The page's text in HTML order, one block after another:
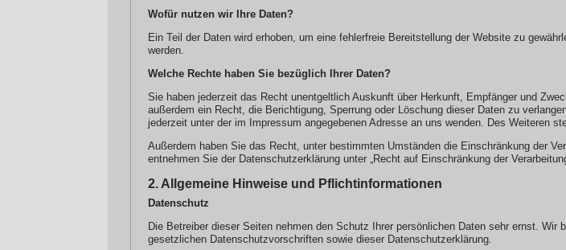
Wofür nutzen wir Ihre Daten?
Ein Teil der Daten wird erhoben, um eine fehlerfreie Bereitstellung der Website zu
werden.
Welche Rechte haben Sie bezüglich Ihrer Daten?
Sie haben jederzeit das Recht unentgeltlich Auskunft über Herkunft, Empfänger und
außerdem ein Recht, die Berichtigung, Sperrung oder Löschung dieser Daten zu
jederzeit unter der im Impressum angegebenen Adresse an uns wenden. Des Weiteren
Außerdem haben Sie das Recht, unter bestimmten Umständen die Einschränkung der
entnehmen Sie der Datenschutzerklärung unter „Recht auf Einschränkung der
2. Allgemeine Hinweise und Pflichtinformationen
Datenschutz
Die Betreiber dieser Seiten nehmen den Schutz Ihrer persönlichen Daten sehr ernst.
gesetzlichen Datenschutzvorschriften sowie dieser Datenschutzerklärung.